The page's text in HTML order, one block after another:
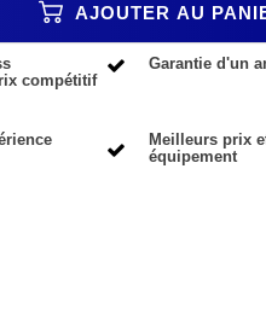
AJOUTER AU
compétitif
Garantie d'un
Meilleurs prix
équipement